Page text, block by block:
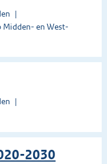
Midden- en West-
2030